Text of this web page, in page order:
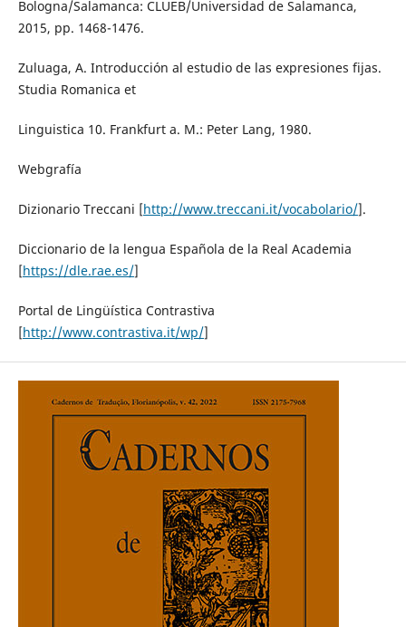
Bologna/Salamanca: CLUEB/Universidad de Salamanca,
2015, pp. 1468-1476.
Zuluaga, A. Introducción al estudio de las expresiones fijas.
Studia Romanica et
Linguistica 10. Frankfurt a. M.: Peter Lang, 1980.
Webgrafía
Dizionario Treccani [http://www.treccani.it/vocabolario/].
Diccionario de la lengua Española de la Real Academia
[https://dle.rae.es/]
Portal de Lingüística Contrastiva
[http://www.contrastiva.it/wp/]